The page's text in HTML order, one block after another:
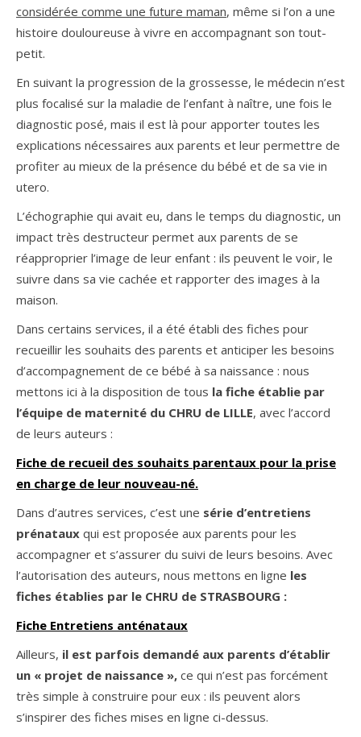
considérée comme une future maman, même si l’on a une
histoire douloureuse à vivre en accompagnant son tout-
petit.
En suivant la progression de la grossesse, le médecin n’est
plus focalisé sur la maladie de l’enfant à naître, une fois le
diagnostic posé, mais il est là pour apporter toutes les
explications nécessaires aux parents et leur permettre de
profiter au mieux de la présence du bébé et de sa vie in
utero.
L’échographie qui avait eu, dans le temps du diagnostic, un
impact très destructeur permet aux parents de se
réapproprier l’image de leur enfant : ils peuvent le voir, le
suivre dans sa vie cachée et rapporter des images à la
maison.
Dans certains services, il a été établi des fiches pour
recueillir les souhaits des parents et anticiper les besoins
d’accompagnement de ce bébé à sa naissance : nous
mettons ici à la disposition de tous la fiche établie par
l’équipe de maternité du CHRU de LILLE, avec l’accord
de leurs auteurs :
Fiche de recueil des souhaits parentaux pour la prise
en charge de leur nouveau-né.
Dans d’autres services, c’est une série d’entretiens
prénataux qui est proposée aux parents pour les
accompagner et s’assurer du suivi de leurs besoins. Avec
l’autorisation des auteurs, nous mettons en ligne les
fiches établies par le CHRU de STRASBOURG :
Fiche Entretiens anténataux
Ailleurs, il est parfois demandé aux parents d’établir
un « projet de naissance », ce qui n’est pas forcément
très simple à construire pour eux : ils peuvent alors
s’inspirer des fiches mises en ligne ci-dessus.